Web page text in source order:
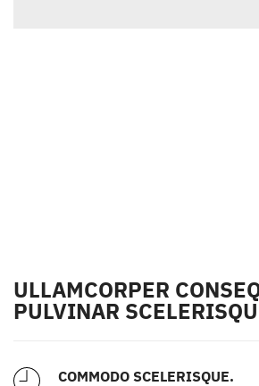
ULLAMCORPER
PULVINAR
COMMODO SCELERISQUE.